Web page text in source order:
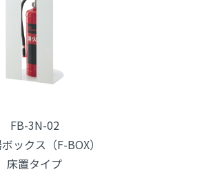
FB-3N-02
ックス（F-BOX）
床置タイプ